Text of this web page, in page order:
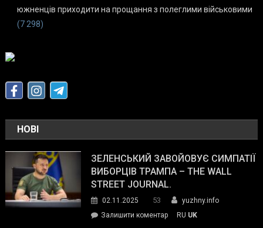
южненців приходити на прощання з полеглими військовими
(7 298)
НОВІ
ЗЕЛЕНСЬКИЙ ЗАВОЙОВУЄ СИМПАТІЇ
ВИБОРЦІВ ТРАМПА – THE WALL
STREET JOURNAL.
02.11.2025 53
yuzhny.info
Залишити коментарon
RU UK